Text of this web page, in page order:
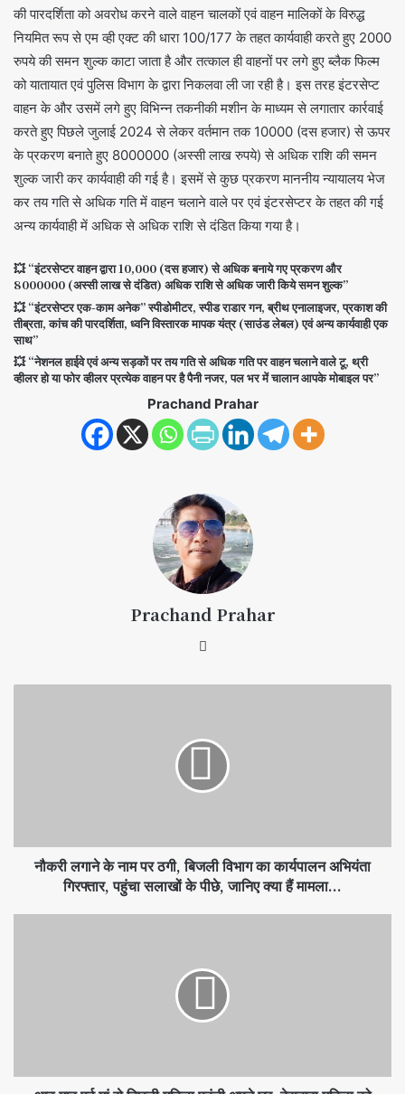
की पारदर्शिता को अवरोध करने वाले वाहन चालकों एवं वाहन मालिकों के विरुद्ध
नियमित रूप से एम व्ही एक्ट की धारा 100/177 के तहत कार्यवाही करते हुए 2000
रुपये की समन शुल्क काटा जाता है और तत्काल ही वाहनों पर लगे हुए ब्लैक फिल्म
को यातायात एवं पुलिस विभाग के द्वारा निकलवा ली जा रही है। इस तरह इंटरसेप्ट
वाहन के और उसमें लगे हुए विभिन्न तकनीकी मशीन के माध्यम से लगातार कार्रवाई
करते हुए पिछले जुलाई 2024 से लेकर वर्तमान तक 10000 (दस हजार) से ऊपर
के प्रकरण बनाते हुए 8000000 (अस्सी लाख रुपये) से अधिक राशि की समन
शुल्क जारी कर कार्यवाही की गई है। इसमें से कुछ प्रकरण माननीय न्यायालय भेज
कर तय गति से अधिक गति में वाहन चलाने वाले पर एवं इंटरसेप्टर के तहत की गई
अन्य कार्यवाही में अधिक से अधिक राशि से दंडित किया गया है।
💥 “इंटरसेप्टर वाहन द्वारा 10,000 (दस हजार) से अधिक बनाये गए प्रकरण और
8000000 (अस्सी लाख से दंडित) अधिक राशि से अधिक जारी किये समन शुल्क”
💥 “इंटरसेप्टर एक-काम अनेक” स्पीडोमीटर, स्पीड राडार गन, ब्रीथ एनालाइजर, प्रकाश की
तीब्रता, कांच की पारदर्शिता, ध्वनि विस्तारक मापक यंत्र (साउंड लेबल) एवं अन्य कार्यवाही एक
साथ”
💥 “नेशनल हाईवे एवं अन्य सड़कों पर तय गति से अधिक गति पर वाहन चलाने वाले टू, थ्री
व्हीलर हो या फोर व्हीलर प्रत्येक वाहन पर है पैनी नजर, पल भर में चालान आपके मोबाइल पर”
Prachand Prahar
Prachand Prahar
नौकरी लगाने के नाम पर ठगी, बिजली विभाग का कार्यपालन अभियंता
गिरफ्तार, पहुंचा सलाखों के पीछे, जानिए क्या हैं मामला...